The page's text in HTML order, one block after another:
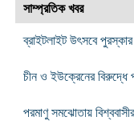
সাম্প্রতিক খবর
ব্রাইটলাইট উৎসবে
চীন ও ইউক্রেনের বিরুদ্ধে
পরমাণু সমঝোতায়